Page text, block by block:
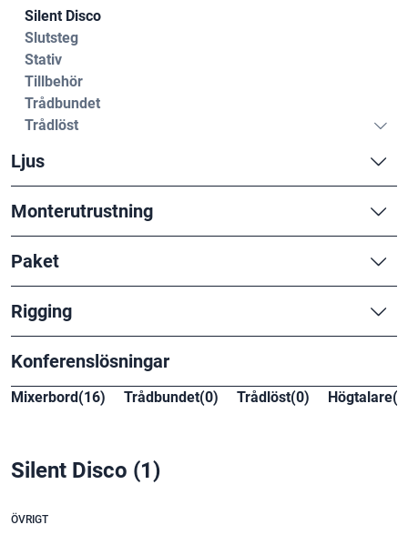
Silent Disco
Slutsteg
Stativ
Tillbehör
Trådbundet
Trådlöst
Ljus
Monterutrustning
Paket
Rigging
Konferenslösningar
Mixerbord(16) Trådbundet(0) Trådlöst(0)
Silent Disco (1)
ÖVRIGT